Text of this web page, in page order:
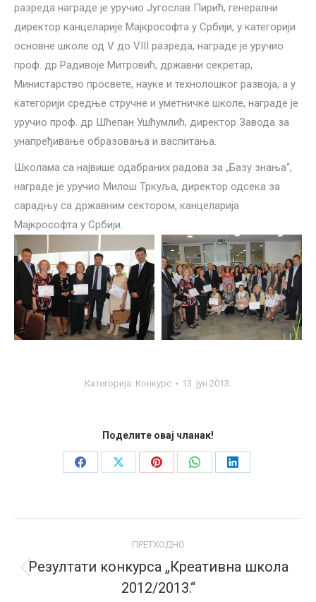
разреда награде је уручио Југослав Пирић, генерални
директор канцеларије Мајкрософта у Србији, у категорији
основне школе од V до VIII разреда, награде је уручио
проф. др Радивоје Митровић, државни секретар,
Министарство просвете, науке и технолошког развоја, a у
категорији средњe стручне и уметничке школе, награде је
уручио проф. др Шћепан Ушћумлић, директор Завода за
унапређивање образовања и васпитања.
Школама са највише одабраних радова за „Базу знања“,
награде је уручио Милош Тркуља, директор одсека за
сарадњу са државним сектором, канцеларија
Мајкрософта у Србији.
Категорија: Конкурс 13. јун 2013.
Поделите овај чланак!
Share
Share
Share
Share
Share
navigation
ПРЕТХОДНО
Previous
post:
Резултати конкурса „Креативна школа
2012/2013.“